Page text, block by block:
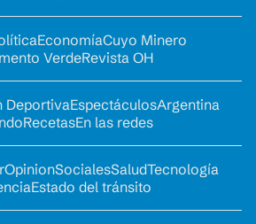
EconomíaCuyo Minero
VerdeRevista OH
DeportivaEspectáculosArgentina
RecetasEn las redes
OpinionSocialesSaludTecnología
Estado del tránsito